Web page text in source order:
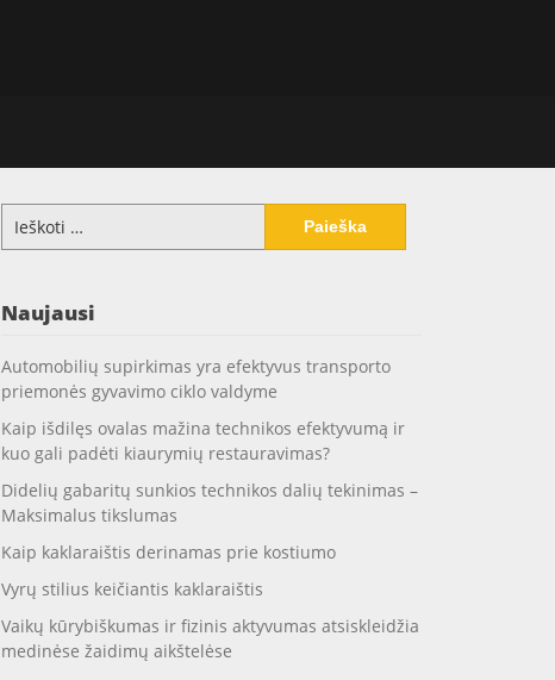
Ieškoti:
Naujausi
Automobilių supirkimas yra efektyvus transporto
priemonės gyvavimo ciklo valdyme
Kaip išdilęs ovalas mažina technikos efektyvumą ir
kuo gali padėti kiaurymių restauravimas?
Didelių gabaritų sunkios technikos dalių tekinimas –
Maksimalus tikslumas
Kaip kaklaraištis derinamas prie kostiumo
Vyrų stilius keičiantis kaklaraištis
Vaikų kūrybiškumas ir fizinis aktyvumas atsiskleidžia
medinėse žaidimų aikštelėse